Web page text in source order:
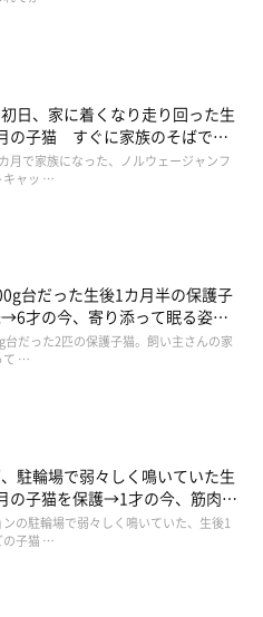
ってすごい楽しそう……！
てみてはいかがでしょう？(・
子猫たち Kitten playing with
日、家に着くなり走り回った生
の子猫 すぐに家族のそばで落
に「迎えてよかった」
月で家族になった、ノルウェージャンフ
キャッ …
台だった生後1カ月半の保護子
才の今、寄り添って眠る姿に
！
台だった2匹の保護子猫。飼い主さんの家
て …
駐輪場で弱々しく鳴いていた生
の子猫を保護→1才の今、筋肉質
レなコに成長
ンの駐輪場で弱々しく鳴いていた、生後1
の子猫 …